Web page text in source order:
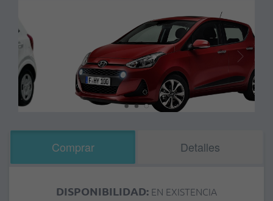
Comprar Detalles
DISPONIBILIDAD: EN EXISTENCIA